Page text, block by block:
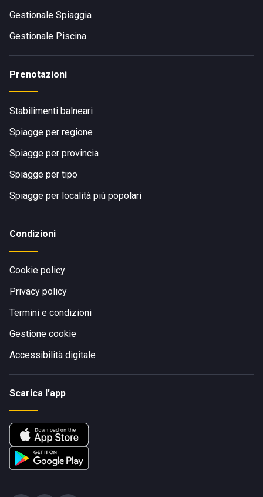
Gestionale Spiaggia
Gestionale Piscina
Prenotazioni
Stabilimenti balneari
Spiagge per regione
Spiagge per provincia
Spiagge per tipo
Spiagge per località più popolari
Condizioni
Cookie policy
Privacy policy
Termini e condizioni
Gestione cookie
Accessibilità digitale
Scarica l'app